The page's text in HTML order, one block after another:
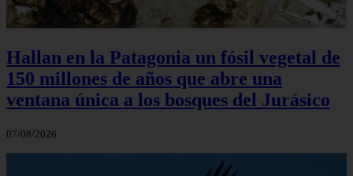
Hallan en la Patagonia un fósil vegetal de
150 millones de años que abre una
ventana única a los bosques del Jurásico
07/08/2026